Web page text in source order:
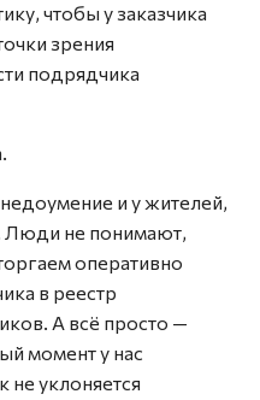
чтобы у заказчика
зрения
подрядчика
и у жителей,
Люди не понимают,
оперативно
в реестр
А всё просто —
момент у нас
не уклоняется